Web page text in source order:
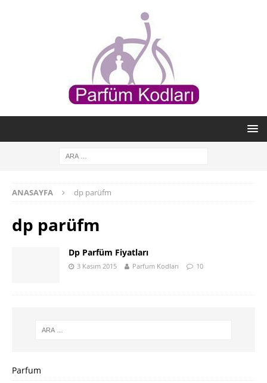
ANASAYFA dp parüfm
dp parüfm
Dp Parfüm Fiyatları
3 Kasım 2015 Parfum Kodları 10
Parfum